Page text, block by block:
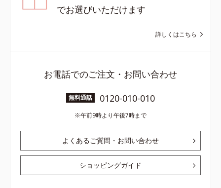
でお選びいただけます
詳しくはこちら
お電話でのご注文・お問い合わせ
無料通話 0120-010-010
午前9時より午後7時まで
よくあるご質問・お問い合わせ
ショッピングガイド